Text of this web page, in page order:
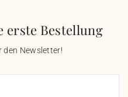
erste Bestellung
den Newsletter!